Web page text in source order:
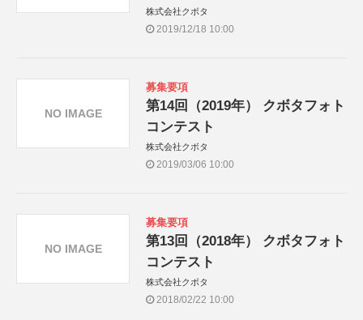
株式会社クボタ
2019/12/18 10:00
募集要項
第14回（2019年） クボタフォト
コンテスト
株式会社クボタ
2019/03/06 10:00
NO IMAGE
募集要項
第13回（2018年） クボタフォト
コンテスト
株式会社クボタ
2018/02/22 10:00
NO IMAGE